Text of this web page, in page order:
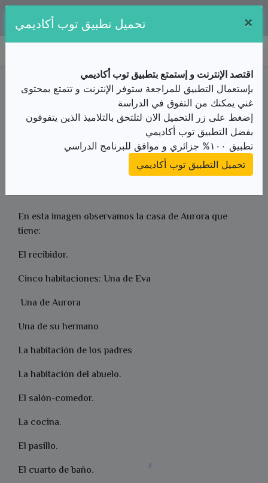
ملخص الدرس / الثآنية ثانوي/Espagnol/Unidad 2/Mi
Familia
En esta imagen observamos la casa de Aurora que
tiene:
El recibidor.
Cinco habitaciones: Una de Eva
Una de Aurora
Una de su hermano
La habitación de los padres
La habitación del abuelo.
El salón-comedor.
La cocina.
El pasillo.
El cuarto de baño.
تحميل تطبيق توب أكاديمي ×
اقتصد الإنترنت و إستمتع بتطبيق توب أكاديمي
بإستعمال التطبيق للمراجعة ستوفر الإنترنت و تتمتع بمحتوى
غني يمكنك من التفوق في الدراسة
إضغط على زر التحميل الان لتلتحق بالتلاميذ الذين يتفوقون
بفضل التطبيق توب أكاديمي
تطبيق ١٠٠% جزائري و موافق للبرنامج الدراسي
تحميل التطبيق توب أكاديمي